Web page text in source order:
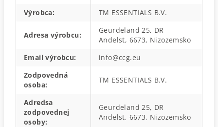
Výrobca: TM ESSENTIALS B.V.
Adresa výrobcu:
Geurdeland 25, DR
Andelst, 6673, Nizozemsko
Email výrobcu:
info@ccg.eu
Zodpovedná
osoba:
TM ESSENTIALS B.V.
Adredsa
zodpovednej
osoby:
Geurdeland 25, DR
Andelst, 6673, Nizozemsko